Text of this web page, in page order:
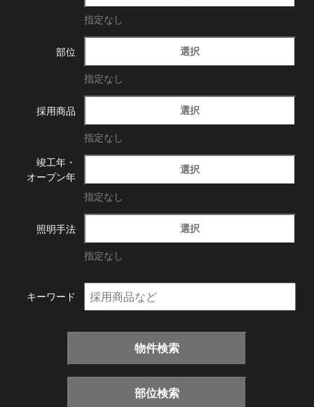
指定なし
部位 選択
指定なし
採用商品 選択
指定なし
竣工年・
オープン年
選択
指定なし
照明手法 選択
指定なし
キーワード
物件検索
部位検索